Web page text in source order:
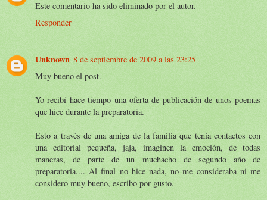
Este comentario ha sido eliminado por el autor.
Responder
Unknown 8 de septiembre de 2009 a las 23:25
Muy bueno el post.
Yo recibí hace tiempo una oferta de publicación de unos poemas
que hice durante la preparatoria.
Esto a través de una amiga de la familia que tenia contactos con
una editorial pequeña, jaja, imaginen la emoción, de todas
maneras, de parte de un muchacho de segundo año de
preparatoria.... Al final no hice nada, no me consideraba ni me
considero muy bueno, escribo por gusto.